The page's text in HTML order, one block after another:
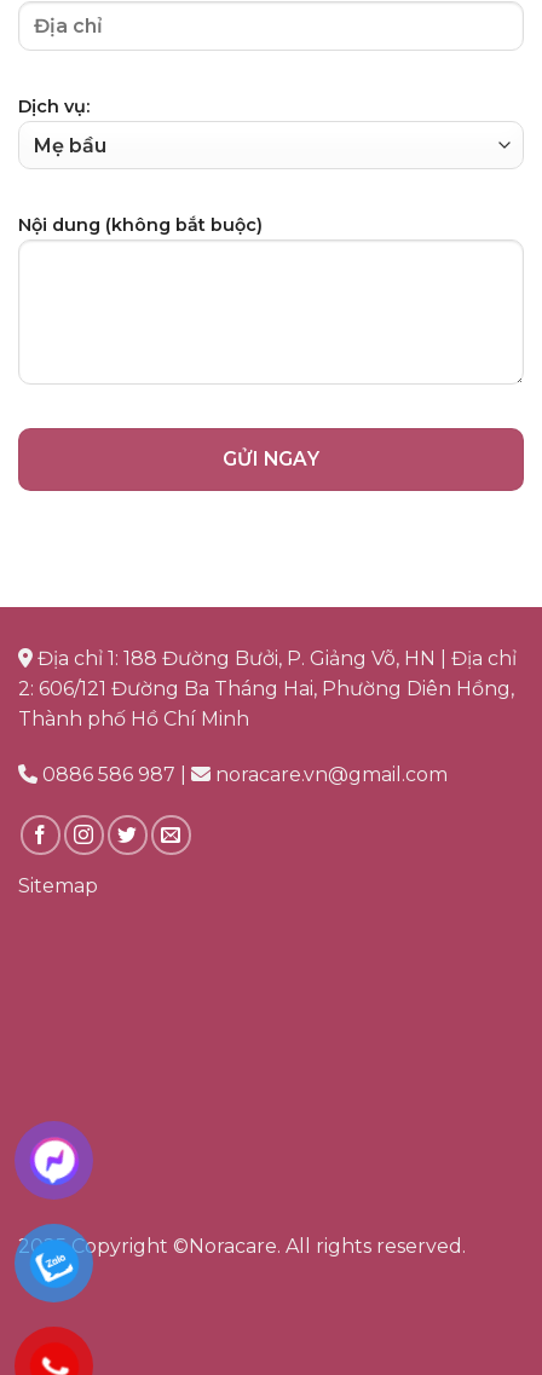
Dịch vụ:
Nội dung (không bắt buộc)
Địa chỉ 1: 188 Đường Bưởi, P. Giảng Võ, HN | Địa chỉ
2: 606/121 Đường Ba Tháng Hai, Phường Diên Hồng,
Thành phố Hồ Chí Minh
0886 586 987 | noracare.vn@gmail.com
Sitemap
2025 Copyright ©Noracare. All rights reserved.